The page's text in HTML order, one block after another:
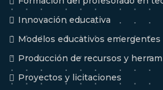
Innovación educativa
Modelos educativos emergentes
Producción de recursos y
Proyectos y licitaciones